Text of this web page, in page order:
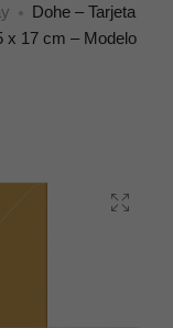
Dohe – Tarjeta
x 17 cm – Modelo